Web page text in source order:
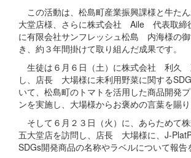
この活動は、松島町産業振興課様と牛
大堂店様、さらに株式会社 Aile 代表取
に有限会社サンフレッシュ松島 内海様の
き、約３年間掛けて取り組んだ成果です。
生徒は６月６日（土）に株式会社 利久
し、店長 大場様に未利用野菜に関する
いて、松島町のトマトを活用した商品開発
ンを実施し、大場様からお褒めの言葉を賜り
そして６月２３日（火）に、あらためて
五大堂店を訪問し、店長 大場様に、J-
SDGs開発商品の名称やラベルについて報告